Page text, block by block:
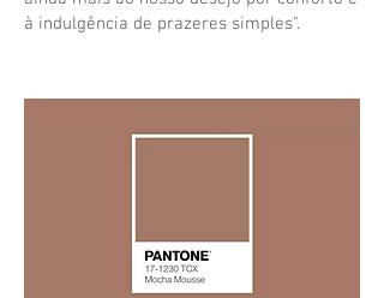
à indulgência de prazeres simples".